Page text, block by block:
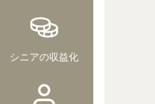
シニアの収益化